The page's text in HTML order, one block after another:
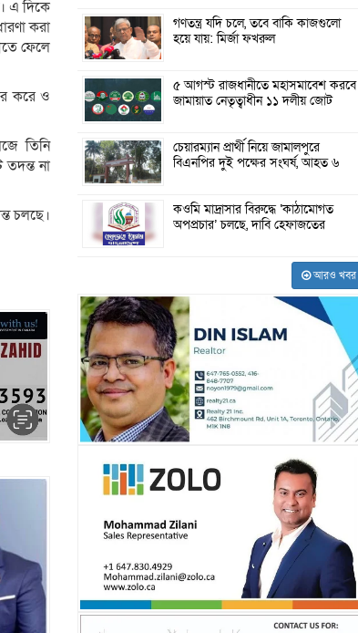
এ দিকে
করা
ফেলে
করে ও
তিনি
না
চলছে।
গণতন্ত্র যদি চলে, তবে বাকি কাজগুলো
হয়ে যায়: মির্জা ফখরুল
৫ আগস্ট রাজধানীতে মহাসমাবেশ করবে
জামায়াত নেতৃত্বাধীন ১১ দলীয় জোট
চেয়ারম্যান প্রার্থী নিয়ে জামালপুরে
বিএনপির দুই পক্ষের সংঘর্ষ, আহত ৬
কওমি মাদ্রাসার বিরুদ্ধে ‘কাঠামোগত
অপপ্রচার’ চলছে, দাবি হেফাজতের
আরও খবর